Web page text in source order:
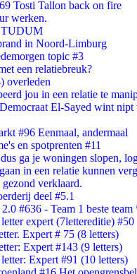
Tosti Tallon back on fire
werken.
TUDUM
in Noord-Limburg
topic #3
een relatiebreuk?
overleden
jou in een relatie te
El-Sayed wint
#96 Eenmaal, andermaal
en spotprenten #11
ga je woningen slopen,
in een relatie kunnen
verklaard.
deel #5.1
#636 - Team 1 beste
expert (7lettereditie) #50
Expert # 75 (8 letters)
Expert #143 (9 letters)
Expert #91 (10 letters)